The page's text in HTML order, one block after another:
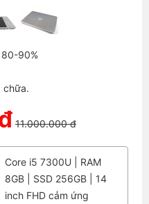
80-90%
chữa.
11.000.000 đ
Core i5 7300U | RAM
8GB | SSD 256GB | 14
inch FHD cảm ứng